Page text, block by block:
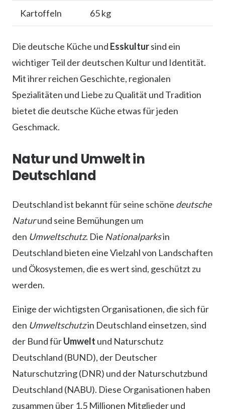
Kartoffeln 65 kg
Die deutsche Küche und Esskultursind ein
wichtiger Teil der deutschen Kultur und Identität.
Mit ihrer reichen Geschichte, regionalen
Spezialitäten und Liebe zu Qualität und Tradition
bietet die deutsche Küche etwas für jeden
Geschmack.
Natur und Umwelt in
Deutschland
Deutschland ist bekannt für seine schöne deutsche
Naturund seine Bemühungen um
den Umweltschutz. Die Nationalparksin
Deutschland bieten eine Vielzahl von Landschaften
und Ökosystemen, die es wert sind, geschützt zu
werden.
Einige der wichtigsten Organisationen, die sich für
den Umweltschutzin Deutschland einsetzen, sind
der Bund fürUmwelt und Naturschutz
Deutschland (BUND), der Deutscher
Naturschutzring (DNR) und der Naturschutzbund
Deutschland (NABU). Diese Organisationen haben
zusammen über 1,5 Millionen Mitglieder und